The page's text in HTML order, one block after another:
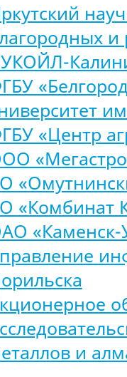
и
«Центр
«Комбинат
«Каменcк-
и